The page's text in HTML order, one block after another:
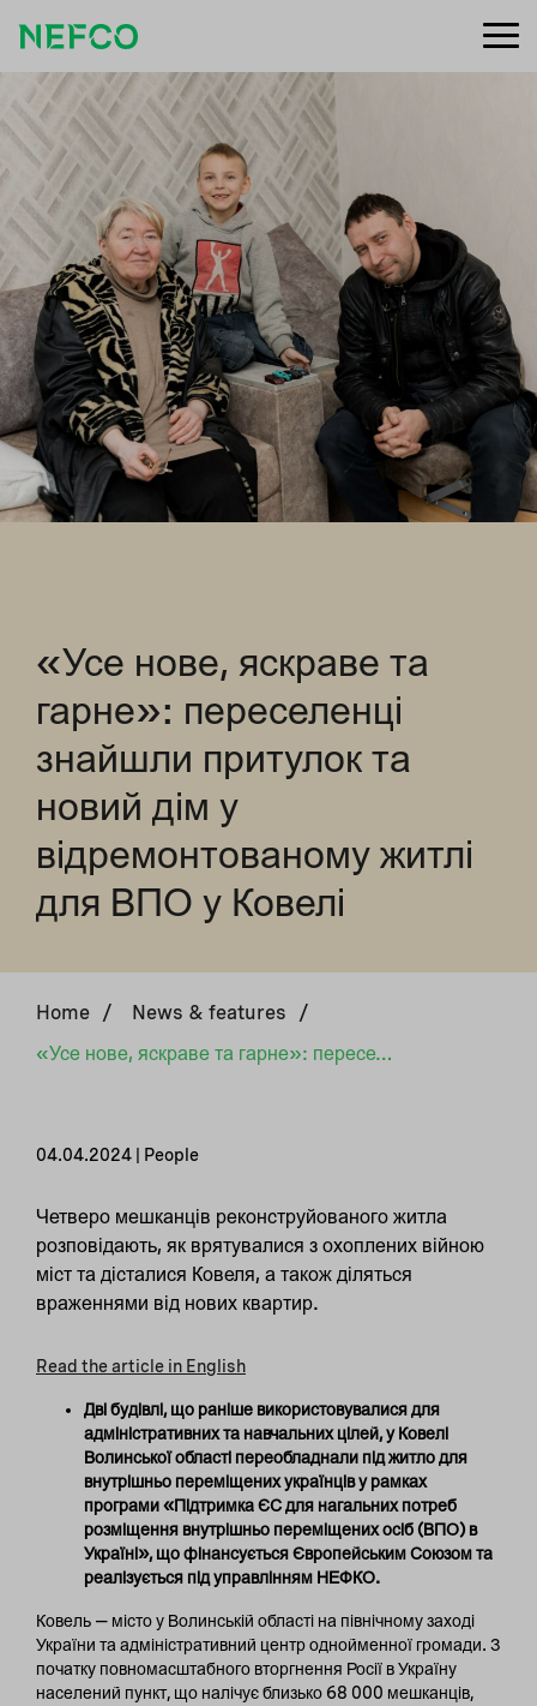
«Усе нове, яскраве та
гарне»: переселенці
знайшли притулок та
новий дім у
відремонтованому житлі
для ВПО у Ковелі
Home / News & features
/
«Усе нове, яскраве та гарне»: переселенці знайшли притулок та новий дім у відремонтованому житлі для ВПО у Ковелі
04.04.2024 | People
Четверо мешканців реконструйованого житла
розповідають, як врятувалися з охоплених війною
міст та дісталися Ковеля, а також діляться
враженнями від нових квартир.
Read the article in English
Дві будівлі, що раніше використовувалися для
адміністративних та навчальних цілей, у Ковелі
Волинської області переобладнали під житло для
внутрішньо переміщених українціву рамках
програми «Підтримка ЄС для нагальних потреб
розміщення внутрішньо переміщених осіб (ВПО) в
Україні», що фінансується Європейським Союзом та
реалізується під управлінням НЕФКО.
Ковель — місто у Волинській області на північному заході
України та адміністративний центр однойменної громади. З
початку повномасштабного вторгнення Росії в Україну
населений пункт, що налічує близько 68 000 мешканців,